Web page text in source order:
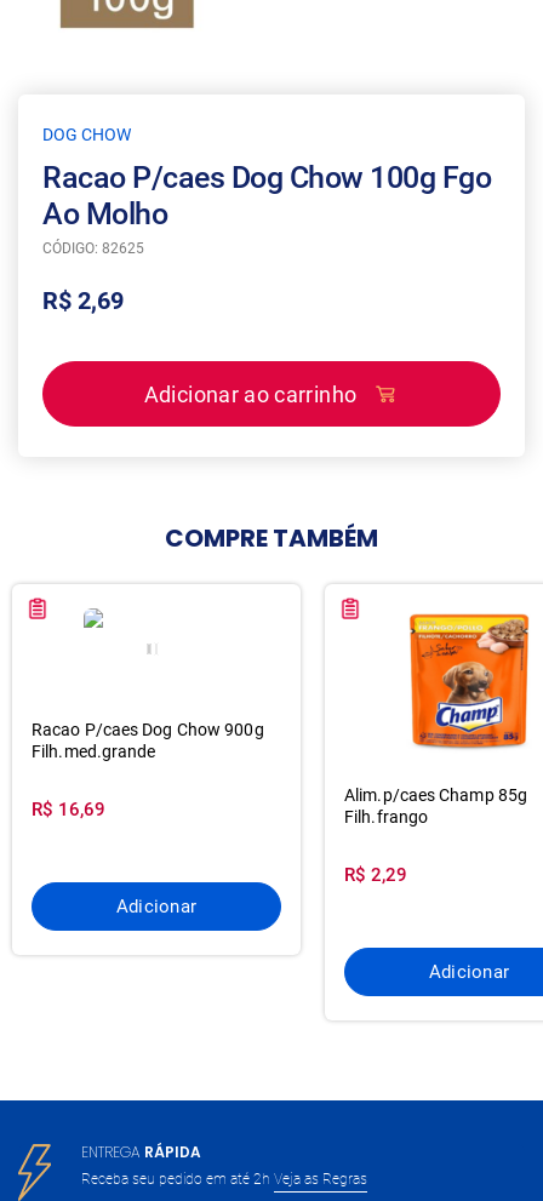
DOG CHOW
Racao P/caes Dog Chow 100g Fgo
Ao Molho
CÓDIGO: 82625
R$ 2,69
Adicionar ao carrinho
COMPRETAMBÉM
Racao P/caes Dog Chow 900g
Filh.med.grande
R$ 16,69
Adicionar
Alim.p/caes Champ 85g
Filh.frango
R$ 2,29
Adicionar
ENTREGA RÁPIDA
Receba seu pedido em até 2h Veja as Regras